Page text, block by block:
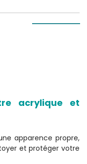
acrylique et
apparence propre,
et protéger votre